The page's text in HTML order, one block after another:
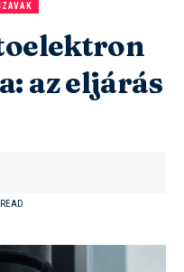
az eljárás